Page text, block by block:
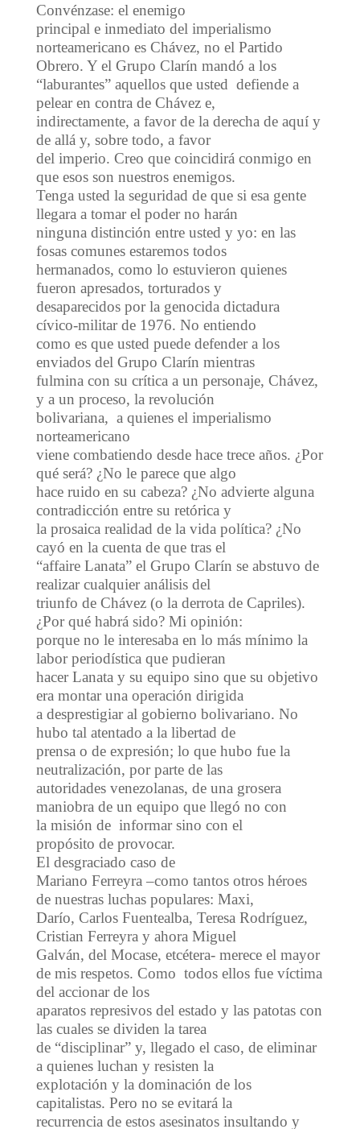
Convénzase: el enemigo
principal e inmediato del imperialismo
norteamericano es Chávez, no el Partido
Obrero. Y el Grupo Clarín mandó a los
“laburantes” aquellos que usted defiende a
pelear en contra de Chávez e,
indirectamente, a favor de la derecha de aquí y
de allá y, sobre todo, a favor
del imperio. Creo que coincidirá conmigo en
que esos son nuestros enemigos.
Tenga usted la seguridad de que si esa gente
llegara a tomar el poder no harán
ninguna distinción entre usted y yo: en las
fosas comunes estaremos todos
hermanados, como lo estuvieron quienes
fueron apresados, torturados y
desaparecidos por la genocida dictadura
cívico-militar de 1976. No entiendo
como es que usted puede defender a los
enviados del Grupo Clarín mientras
fulmina con su crítica a un personaje, Chávez,
y a un proceso, la revolución
bolivariana, a quienes el imperialismo
norteamericano
viene combatiendo desde hace trece años. ¿Por
qué será? ¿No le parece que algo
hace ruido en su cabeza? ¿No advierte alguna
contradicción entre su retórica y
la prosaica realidad de la vida política? ¿No
cayó en la cuenta de que tras el
“affaire Lanata” el Grupo Clarín se abstuvo de
realizar cualquier análisis del
triunfo de Chávez (o la derrota de Capriles).
¿Por qué habrá sido? Mi opinión:
porque no le interesaba en lo más mínimo la
labor periodística que pudieran
hacer Lanata y su equipo sino que su objetivo
era montar una operación dirigida
a desprestigiar al gobierno bolivariano. No
hubo tal atentado a la libertad de
prensa o de expresión; lo que hubo fue la
neutralización, por parte de las
autoridades venezolanas, de una grosera
maniobra de un equipo que llegó no con
la misión de informar sino con el
propósito de provocar.
El desgraciado caso de
Mariano Ferreyra –como tantos otros héroes
de nuestras luchas populares: Maxi,
Darío, Carlos Fuentealba, Teresa Rodríguez,
Cristian Ferreyra y ahora Miguel
Galván, del Mocase, etcétera- merece el mayor
de mis respetos. Como todos ellos fue víctima
del accionar de los
aparatos represivos del estado y las patotas con
las cuales se dividen la tarea
de “disciplinar” y, llegado el caso, de eliminar
a quienes luchan y resisten la
explotación y la dominación de los
capitalistas. Pero no se evitará la
recurrencia de estos asesinatos insultando y